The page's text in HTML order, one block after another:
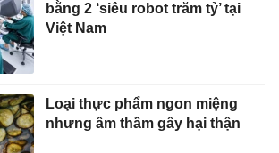
bằng 2 ‘siêu robot trăm tỷ’ tại
Việt Nam
Loại thực phẩm ngon miệng
nhưng âm thầm gây hại thận